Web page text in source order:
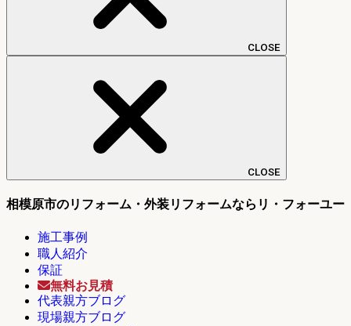
CLOSE
CLOSE
相模原市のリフォーム・外装リフォームならリ・フォーユー
施工事例
職人紹介
保証
無料お見積
代表親方ブログ
現場親方ブログ